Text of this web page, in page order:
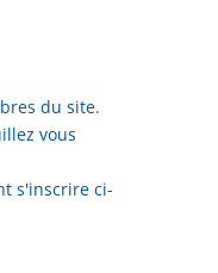
du site.
vous
s'inscrire ci-